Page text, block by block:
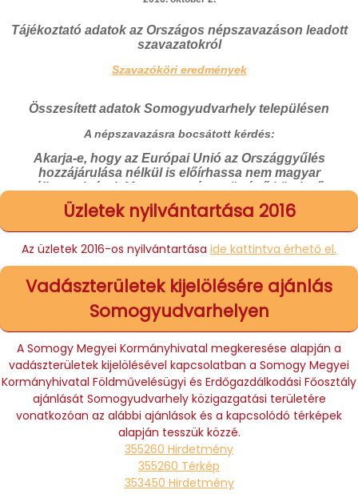
Üzletek nyilvántartása 2016
Az üzletek 2016-os nyilvántartása ide kattintva érhető el.
Vadászterületek kijelölésére ajánlás
Somogyudvarhelyen
A Somogy Megyei Kormányhivatal megkeresése alapján a
vadászterületek kijelölésével kapcsolatban a Somogy Megyei
Kormányhivatal Földművelésügyi és Erdőgazdálkodási Főosztály
ajánlását Somogyudvarhely közigazgatási területére
vonatkozóan az alábbi ajánlások és a kapcsolódó térképek
alapján tesszük közzé.
355260 Hirdetmény
355260 Térkép
353450 Hirdetmény